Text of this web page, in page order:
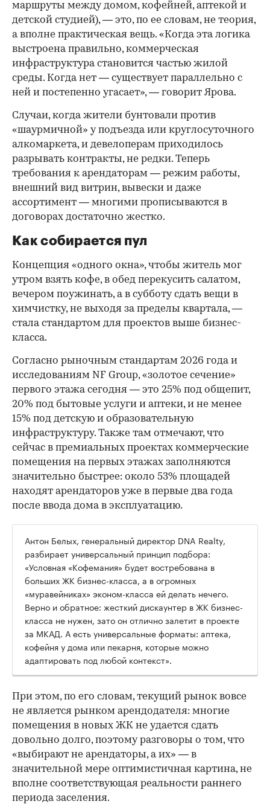
маршруты между домом, кофейней, аптекой и
детской студией), — это, по ее словам, не теория,
а вполне практическая вещь. «Когда эта логика
выстроена правильно, коммерческая
инфраструктура становится частью жилой
среды. Когда нет — существует параллельно с
ней и постепенно угасает», — говорит Ярова.
Случаи, когда жители бунтовали против
«шаурмичной» у подъезда или круглосуточного
алкомаркета, и девелоперам приходилось
разрывать контракты, не редки. Теперь
требования к арендаторам — режим работы,
внешний вид витрин, вывески и даже
ассортимент — многими прописываются в
договорах достаточно жестко.
Как собирается пул
Концепция «одного окна», чтобы житель мог
утром взять кофе, в обед перекусить салатом,
вечером поужинать, а в субботу сдать вещи в
химчистку, не выходя за пределы квартала, —
стала стандартом для проектов выше бизнес-
класса.
Согласно рыночным стандартам 2026 года и
исследованиям NF Group, «золотое сечение»
первого этажа сегодня — это 25% под общепит,
20% под бытовые услуги и аптеки, и не менее
15% под детскую и образовательную
инфраструктуру. Также там отмечают, что
сейчас в премиальных проектах коммерческие
помещения на первых этажах заполняются
значительно быстрее: около 53% площадей
находят арендаторов уже в первые два года
после ввода дома в эксплуатацию.
Антон Белых, генеральный директор DNA Realty,
разбирает универсальный принцип подбора:
«Условная «Кофемания» будет востребована в
больших ЖК бизнес-класса, а в огромных
«муравейниках» эконом-класса ей делать нечего.
Верно и обратное: жесткий дискаунтер в ЖК бизнес-
класса не нужен, зато он отлично залетит в проекте
за МКАД. А есть универсальные форматы: аптека,
кофейня у дома или пекарня, которые можно
адаптировать под любой контекст».
При этом, по его словам, текущий рынок вовсе
не является рынком арендодателя: многие
помещения в новых ЖК не удается сдать
довольно долго, поэтому разговоры о том, что
«выбирают не арендаторы, а их» — в
значительной мере оптимистичная картина, не
вполне соответствующая реальности раннего
периода заселения.